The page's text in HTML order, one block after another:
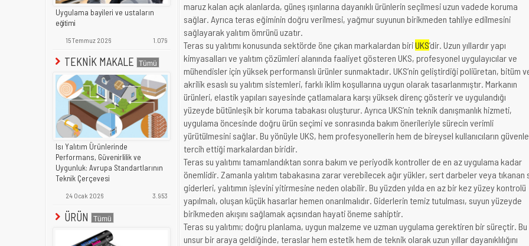
Uygulama bayileri ve ustaların
eğitimi
15 Temmuz 2026 1.079
TEKNİK MAKALE
Isı Yalıtım Ürünlerinde
Performans, Güvenirlilik ve
Uygunluk: Avrupa Standartlarının
Teknik Çerçevesi
24 Ocak 2026 3.953
ÜRÜN
maruz kalan açık alanlarda, güneş ışınlarına dayanıklı ürünlerin seçilmesi uzun vadede koruma
sağlar. Ayrıca teras eğiminin doğru verilmesi, yağmur suyunun birikmeden tahliye edilmesini
sağlayarak yalıtım ömrünü uzatır.
Teras su yalıtımı konusunda sektörde öne çıkan markalardan biriUKS’dir. Uzun yıllardır yapı
kimyasalları ve yalıtım çözümleri alanında faaliyet gösteren UKS, profesyonel uygulayıcılar ve
mühendisler için yüksek performanslı ürünler sunmaktadır. UKS’nin geliştirdiği poliüretan, bitüm
akrilik esaslı su yalıtım sistemleri, farklı iklim koşullarına uygun olarak tasarlanmıştır. Markanın
ürünleri, elastik yapıları sayesinde çatlamalara karşı yüksek direnç gösterir ve uygulandığı
yüzeyde bütünleşik bir koruma tabakası oluşturur. Ayrıca UKS’nin teknik danışmanlık hizmeti,
uygulama öncesinde doğru ürün seçimi ve sonrasında bakım önerileriyle sürecin verimli
yürütülmesini sağlar. Bu yönüyle UKS, hem profesyonellerin hem de bireysel kullanıcıların güvenle
tercih ettiği markalardan biridir.
Teras su yalıtımı tamamlandıktan sonra bakım ve periyodik kontroller de en az uygulama kadar
önemlidir. Zamanla yalıtım tabakasına zarar verebilecek ağır yükler, sert darbeler veya tıkanan
giderleri, yalıtımın işlevini yitirmesine neden olabilir. Bu yüzden yılda en az bir kez yüzey kontrolü
yapılmalı, oluşan küçük hasarlar hemen onarılmalıdır. Giderlerin temiz tutulması, suyun yüzeyde
birikmeden akışını sağlamak açısından hayati öneme sahiptir.
Teras su yalıtımı; doğru planlama, uygun malzeme ve uzman uygulama gerektiren bir süreçtir. Bu
unsur bir araya geldiğinde, teraslar hem estetik hem de teknik olarak uzun yıllar dayanıklılığını